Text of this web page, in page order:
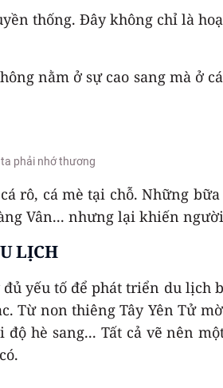
thống. Đây không chỉ là
nằm ở sự cao sang mà ở
phải nhớ thương
rô, cá mè tại chỗ. Những
Vân... nhưng lại khiến
LỊCH
yếu tố để phát triển du
non thiêng Tây Yên Tử
hè sang... Tất cả vẽ nên